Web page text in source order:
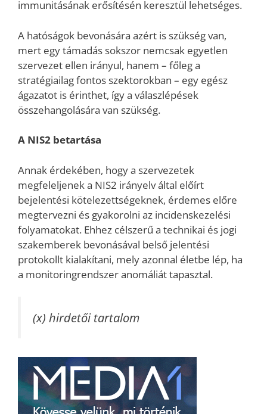
immunitásának erősítésén keresztül lehetséges.
A hatóságok bevonására azért is szükség van,
mert egy támadás sokszor nemcsak egyetlen
szervezet ellen irányul, hanem – főleg a
stratégiailag fontos szektorokban – egy egész
ágazatot is érinthet, így a válaszlépések
összehangolására van szükség.
A NIS2 betartása
Annak érdekében, hogy a szervezetek
megfeleljenek a NIS2 irányelv által előírt
bejelentési kötelezettségeknek, érdemes előre
megtervezni és gyakorolni az incidenskezelési
folyamatokat. Ehhez célszerű a technikai és jogi
szakemberek bevonásával belső jelentési
protokollt kialakítani, mely azonnal életbe lép, ha
a monitoringrendszer anomáliát tapasztal.
(x) hirdetői tartalom